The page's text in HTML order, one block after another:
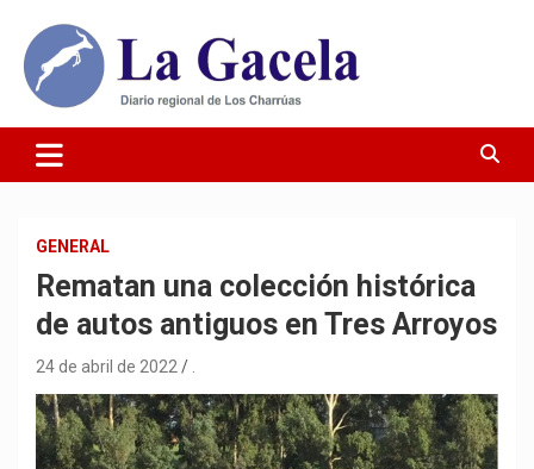
contenido
Diario La Gacela
GENERAL
Rematan una colección histórica
de autos antiguos en Tres Arroyos
24 de abril de 2022